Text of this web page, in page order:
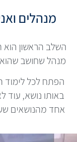
מנהלים
השלב הראשון הוא
מנהל שחושב
הפתח לכל לימוד
באותו נושא, עוד
אחד מהנושאים